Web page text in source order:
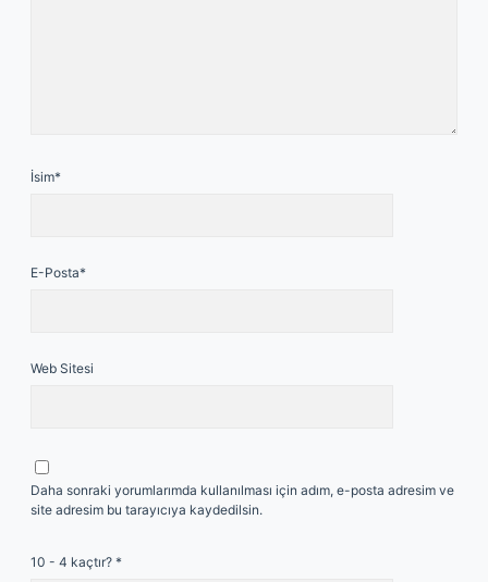
İsim*
E-Posta*
Web Sitesi
Daha sonraki yorumlarımda kullanılması için adım, e-posta adresim ve
site adresim bu tarayıcıya kaydedilsin.
10 - 4 kaçtır? *